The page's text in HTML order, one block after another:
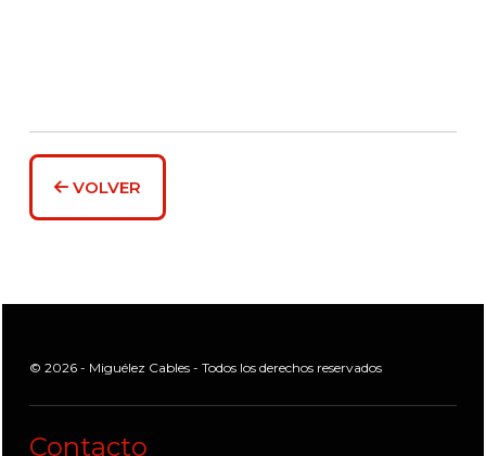
VOLVER
© 2026 - Miguélez Cables - Todos los derechos reservados
Contacto